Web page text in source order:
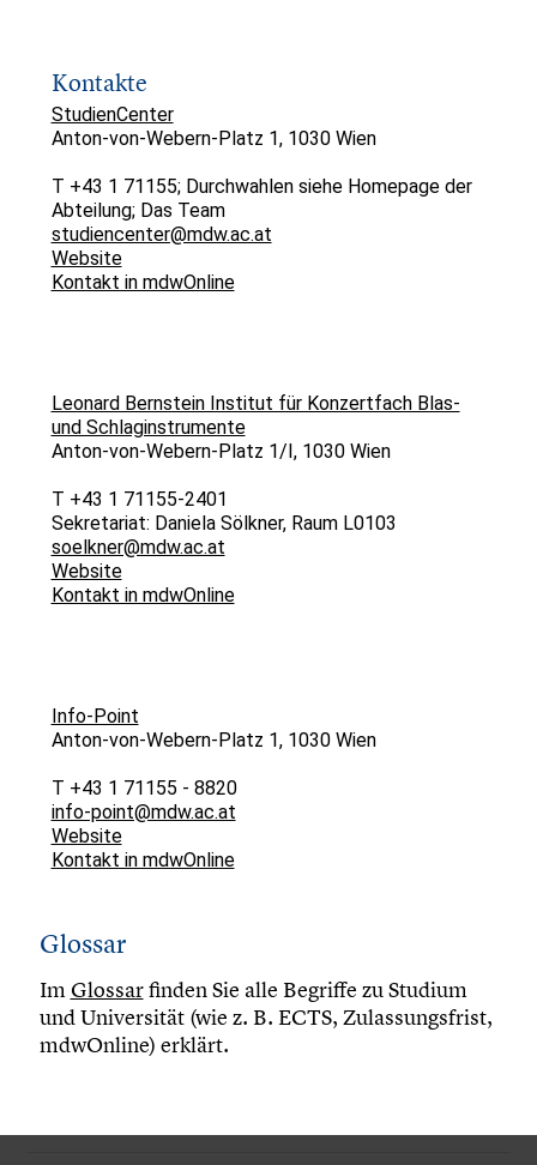
Kontakte
StudienCenter
Anton-von-Webern-Platz 1, 1030 Wien
T +43 1 71155; Durchwahlen siehe Homepage der
Abteilung; Das Team
studiencenter@mdw.ac.at
Website
Kontakt in mdwOnline
Leonard Bernstein Institut für Konzertfach Blas-
und Schlaginstrumente
Anton-von-Webern-Platz 1/I, 1030 Wien
T +43 1 71155-2401
Sekretariat: Daniela Sölkner, Raum L0103
soelkner@mdw.ac.at
Website
Kontakt in mdwOnline
Info-Point
Anton-von-Webern-Platz 1, 1030 Wien
T +43 1 71155 - 8820
info-point@mdw.ac.at
Website
Kontakt in mdwOnline
Glossar
Im Glossarfinden Sie alle Begriffe zu Studium
und Universität (wie z. B. ECTS, Zulassungsfrist,
mdwOnline) erklärt.